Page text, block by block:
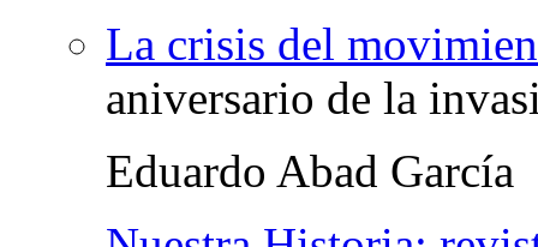
La crisis del
aniversario de la
Eduardo Abad García